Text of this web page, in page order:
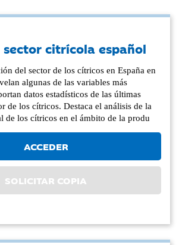
citrícola español
del sector de los cítricos en España en
algunas de las variables más
datos estadísticos de las últimas
de los cítricos. Destaca el análisis de la
de los cítricos en el ámbito de la produ
ACCEDER
SOLICITAR COPIA